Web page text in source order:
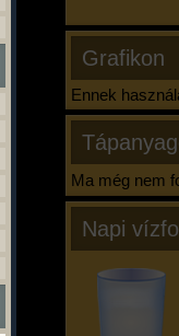
Grafikon
Ennek
Ma még nem
Napi